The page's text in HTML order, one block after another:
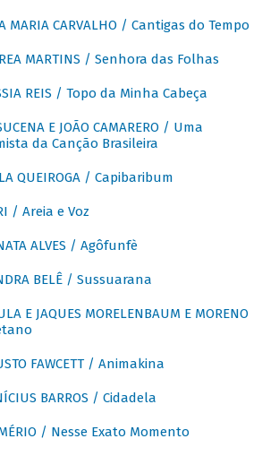
MARIA CARVALHO / Cantigas do Tempo
MARTINS / Senhora das Folhas
REIS / Topo da Minha Cabeça
E JOÃO CAMARERO / Uma
da Canção Brasileira
QUEIROGA / Capibaribum
/ Areia e Voz
ALVES / Agôfunfè
BELÊ / Sussuarana
E JAQUES MORELENBAUM E MORENO
FAWCETT / Animakina
BARROS / Cidadela
/ Nesse Exato Momento